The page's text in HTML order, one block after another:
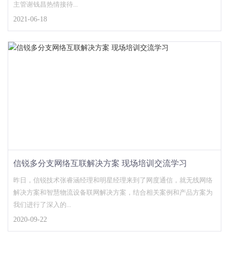
主管谢钱昌热情接待...
2021-06-18
信锐多分支网络互联解决方案 现场培训交流学习
昨日，信锐技术张睿涵经理和明星经理来到了网度通信，就无线网络
解决方案和智慧物流设备联网解决方案，结合相关案例和产品方案为
我们进行了深入的...
2020-09-22